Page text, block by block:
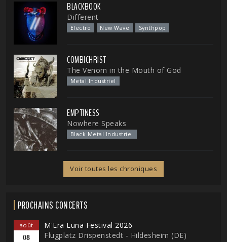
BLACKBOOK
Different
Electro New Wave Synthpop
COMBICHRIST
The Venom in the Mouth of God
Metal Industriel
EMPTINESS
Nowhere Speaks
Black Metal Industriel
Voir toutes les chroniques
PROCHAINS CONCERTS
août
08
M'Era Luna Festival 2026
Flugplatz Drispenstedt - Hildesheim (DE)